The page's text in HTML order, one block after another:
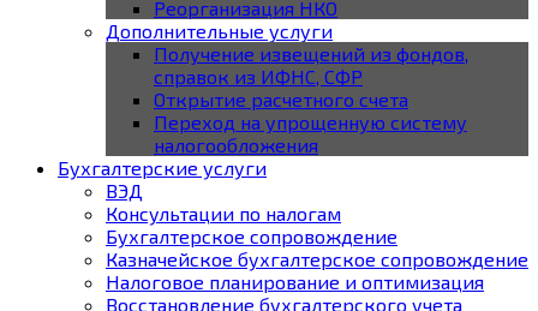
Реорганизация НКО
Дополнительные услуги
Получение извещений из фондов,
справок из ИФНС, СФР
Открытие расчетного счета
Переход на упрощенную систему
налогообложения
Бухгалтерские услуги
ВЭД
Консультации по налогам
Бухгалтерское cопровождение
Казначейское бухгалтерское сопровождение
Налоговое планирование и оптимизация
Восстановление бухгалтерского учета